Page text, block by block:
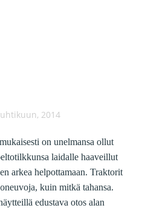
2014
on unelmansa ollut
laidalle haaveillut
arkea helpottamaan. Traktorit
kuin mitkä tahansa.
edustava otos alan